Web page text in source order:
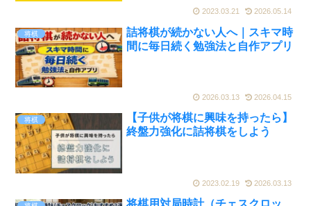
2023.03.21 2026.05.14
将棋
詰将棋が続かない人へ｜スキマ時
間に毎日続く勉強法と自作アプリ
2026.03.13 2026.04.15
将棋
【子供が将棋に興味を持ったら】
終盤力強化に詰将棋をしよう
2023.02.19 2026.03.13